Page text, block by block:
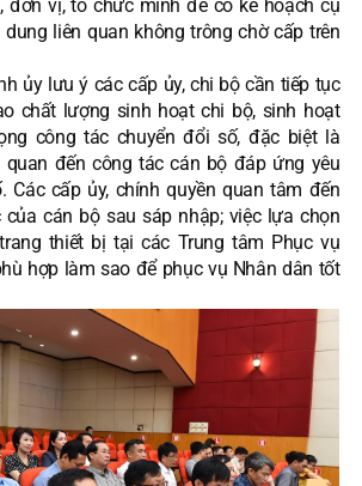
đơn vị, tổ chức mình để có kế hoạch cụ
liên quan không trông chờ cấp trên
ủy lưu ý các cấp ủy, chi bộ cần tiếp tục
chất lượng sinh hoạt chi bộ, sinh hoạt
công tác chuyển đổi số, đặc biệt là
quan đến công tác cán bộ đáp ứng yêu
Các cấp ủy, chính quyền quan tâm đến
cán bộ sau sáp nhập; việc lựa chọn
thiết bị tại các Trung tâm Phục vụ
hợp làm sao để phục vụ Nhân dân tốt